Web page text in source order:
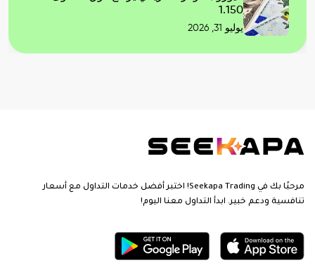
1.150
يوليو 31, 2026
مرحبًا بك في Seekapa Trading! اختبر أفضل خدمات التداول مع أسعار
تنافسية ودعم خبير. ابدأ التداول معنا اليوم!